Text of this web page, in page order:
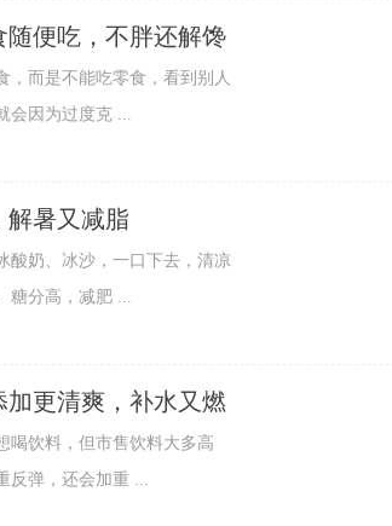
便吃，不胖还解馋
而是不能吃零食，看到别人
会因为过度克 ...
解暑又减脂
奶、冰沙，一口下去，清凉
糖分高，减肥 ...
更清爽，补水又燃
饮料，但市售饮料大多高
反弹，还会加重 ...